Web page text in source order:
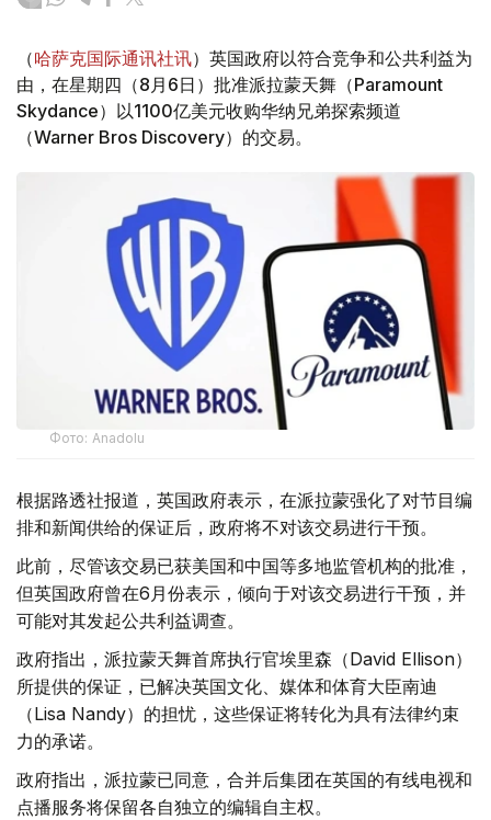
（哈萨克国际通讯社讯）英国政府以符合竞争和公共利益为
由，在星期四（8月6日）批准派拉蒙天舞（Paramount
Skydance）以1100亿美元收购华纳兄弟探索频道
（Warner Bros Discovery）的交易。
Фото: Аnadolu
根据路透社报道，英国政府表示，在派拉蒙强化了对节目编
排和新闻供给的保证后，政府将不对该交易进行干预。
此前，尽管该交易已获美国和中国等多地监管机构的批准，
但英国政府曾在6月份表示，倾向于对该交易进行干预，并
可能对其发起公共利益调查。
政府指出，派拉蒙天舞首席执行官埃里森（David Ellison）
所提供的保证，已解决英国文化、媒体和体育大臣南迪
（Lisa Nandy）的担忧，这些保证将转化为具有法律约束
力的承诺。
政府指出，派拉蒙已同意，合并后集团在英国的有线电视和
点播服务将保留各自独立的编辑自主权。